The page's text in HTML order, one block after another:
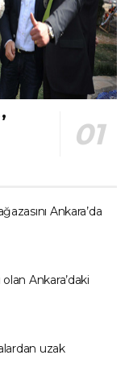
Ankara’da
Ankara’daki
uzak